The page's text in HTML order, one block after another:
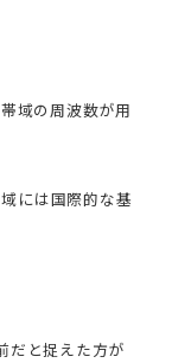
域の周波数が用
には国際的な基
だと捉えた方が